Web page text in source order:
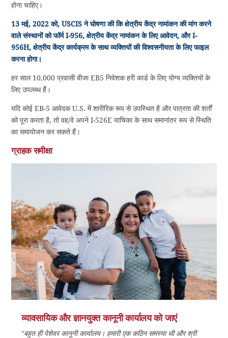
होना चाहिए।
13 मई, 2022 को, USCIS ने घोषणा की कि क्षेत्रीय केंद्र नामांकन की मांग करने
वाले संस्थानों को फॉर्म I-956, क्षेत्रीय केंद्र नामांकन के लिए आवेदन, और I-
956H, क्षेत्रीय केंद्र कार्यक्रम के साथ व्यक्तियों की विश्वसनीयता के लिए फाइल
करना होगा।
हर साल 10,000 प्रवासी वीजा EB5 निवेशक हरी कार्ड के लिए योग्य व्यक्तियों के
लिए उपलब्ध हैं।
यदि कोई EB-5 आवेदक U.S. में शारीरिक रूप से उपस्थित है और पात्रता की शर्तों
को पूरा करता है, तो वह/वे अपने I-526E याचिका के साथ समानांतर रूप से स्थिति
का समायोजन कर सकते हैं।
ग्राहक समीक्षा
व्यावसायिक और ज्ञानयुक्त कानूनी कार्यालय को जाएं
“बहुत ही पेशेवर कानूनी कार्यालय। हमारी एक कठिन समस्या थी और श्री